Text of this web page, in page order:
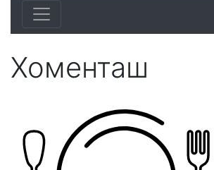
Хоменташ